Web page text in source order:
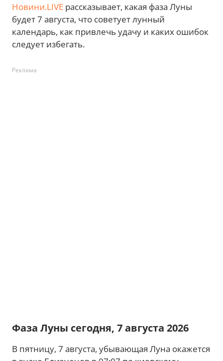
Новини.LIVE рассказывает, какая фаза Луны
будет 7 августа, что советует лунный
календарь, как привлечь удачу и каких ошибок
следует избегать.
Реклама
Фаза Луны сегодня, 7 августа 2026
В пятницу, 7 августа, убывающая Луна окажется